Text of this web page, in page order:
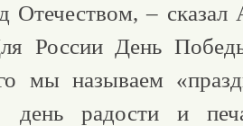
Отечеством, – сказал
России День
мы называем
день радости и